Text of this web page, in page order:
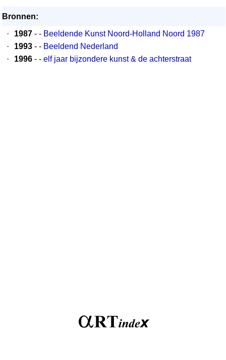
Bronnen:
·
1987 - - Beeldende Kunst Noord-Holland Noord 1987
·
1993 - - Beeldend Nederland
·
1996 - - elf jaar bijzondere kunst & de achterstraat